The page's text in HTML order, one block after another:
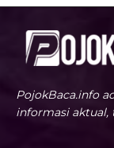
PojokBaca.info
informasi aktual,